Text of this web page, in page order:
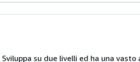
su due livelli ed ha una